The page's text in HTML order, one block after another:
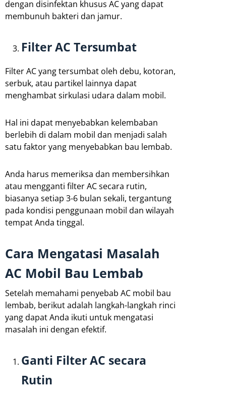
dengan disinfektan khusus AC yang dapat
membunuh bakteri dan jamur.
Filter AC Tersumbat
Filter AC yang tersumbat oleh debu, kotoran,
serbuk, atau partikel lainnya dapat
menghambat sirkulasi udara dalam mobil.
Hal ini dapat menyebabkan kelembaban
berlebih di dalam mobil dan menjadi salah
satu faktor yang menyebabkan bau lembab.
Anda harus memeriksa dan membersihkan
atau mengganti filter AC secara rutin,
biasanya setiap 3-6 bulan sekali, tergantung
pada kondisi penggunaan mobil dan wilayah
tempat Anda tinggal.
Cara Mengatasi Masalah
AC Mobil Bau Lembab
Setelah memahami penyebab AC mobil bau
lembab, berikut adalah langkah-langkah rinci
yang dapat Anda ikuti untuk mengatasi
masalah ini dengan efektif.
Ganti Filter AC secara
Rutin